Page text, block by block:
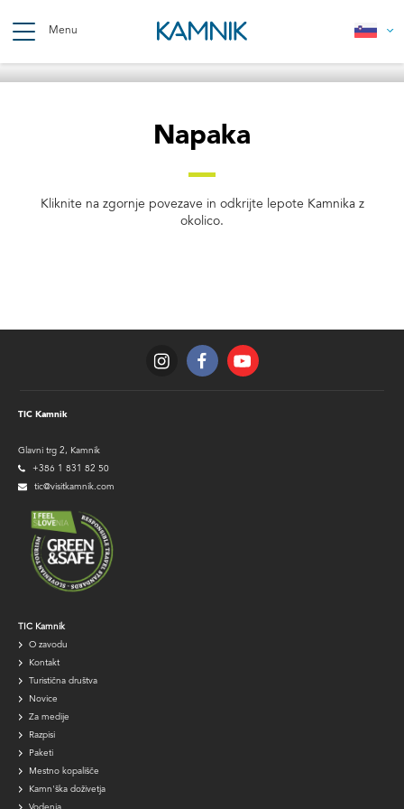
content
Menu
Napaka
Kliknite na zgornje povezave in odkrijte lepote Kamnika z
okolico.
TIC Kamnik
Glavni trg 2, Kamnik
+386 1 831 82 50
tic@visitkamnik.com
TIC
navigation
TIC Kamnik
O zavodu
Kontakt
Turistična društva
Novice
Za medije
Razpisi
Paketi
Mestno kopališče
Kamn'ška doživetja